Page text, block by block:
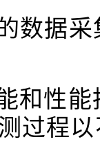
数据
和性
过程